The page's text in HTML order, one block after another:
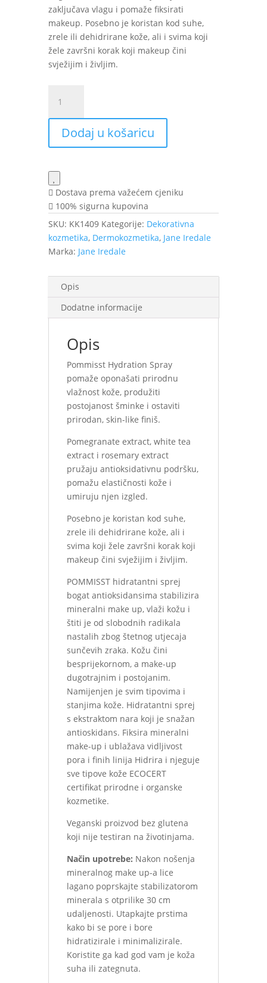
zaključava vlagu i pomaže fiksirati
makeup. Posebno je koristan kod suhe,
zrele ili dehidrirane kože, ali i svima koji
žele završni korak koji makeup čini
svježijim i življim.
Iredale
Pommisst
Hydration
sprej
ml
količina
Dodaj u košaricu
Dostava prema važećem cjeniku
100% sigurna kupovina
SKU: KK1409 Kategorije: Dekorativna
kozmetika, Dermokozmetika, Jane Iredale
Marka: Jane Iredale
Opis
Dodatne informacije
Opis
Pommisst Hydration Spray
pomaže oponašati prirodnu
vlažnost kože, produžiti
postojanost šminke i ostaviti
prirodan, skin-like finiš.
Pomegranate extract, white tea
extract i rosemary extract
pružaju antioksidativnu podršku,
pomažu elastičnosti kože i
umiruju njen izgled.
Posebno je koristan kod suhe,
zrele ili dehidrirane kože, ali i
svima koji žele završni korak koji
makeup čini svježijim i življim.
POMMISST hidratantni sprej
bogat antioksidansima stabilizira
mineralni make up, vlaži kožu i
štiti je od slobodnih radikala
nastalih zbog štetnog utjecaja
sunčevih zraka. Kožu čini
besprijekornom, a make-up
dugotrajnim i postojanim.
Namijenjen je svim tipovima i
stanjima kože. Hidratantni sprej
s ekstraktom nara koji je snažan
antioskidans. Fiksira mineralni
make-up i ublažava vidljivost
pora i finih linija Hidrira i njeguje
sve tipove kože ECOCERT
certifikat prirodne i organske
kozmetike.
Veganski proizvod bez glutena
koji nije testiran na životinjama.
Način upotrebe: Nakon nošenja
mineralnog make up-a lice
lagano poprskajte stabilizatorom
minerala s otprilike 30 cm
udaljenosti. Utapkajte prstima
kako bi se pore i bore
hidratizirale i minimalizirale.
Koristite ga kad god vam je koža
suha ili zategnuta.